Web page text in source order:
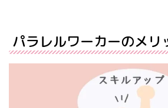
パラレルワーカーのメリ